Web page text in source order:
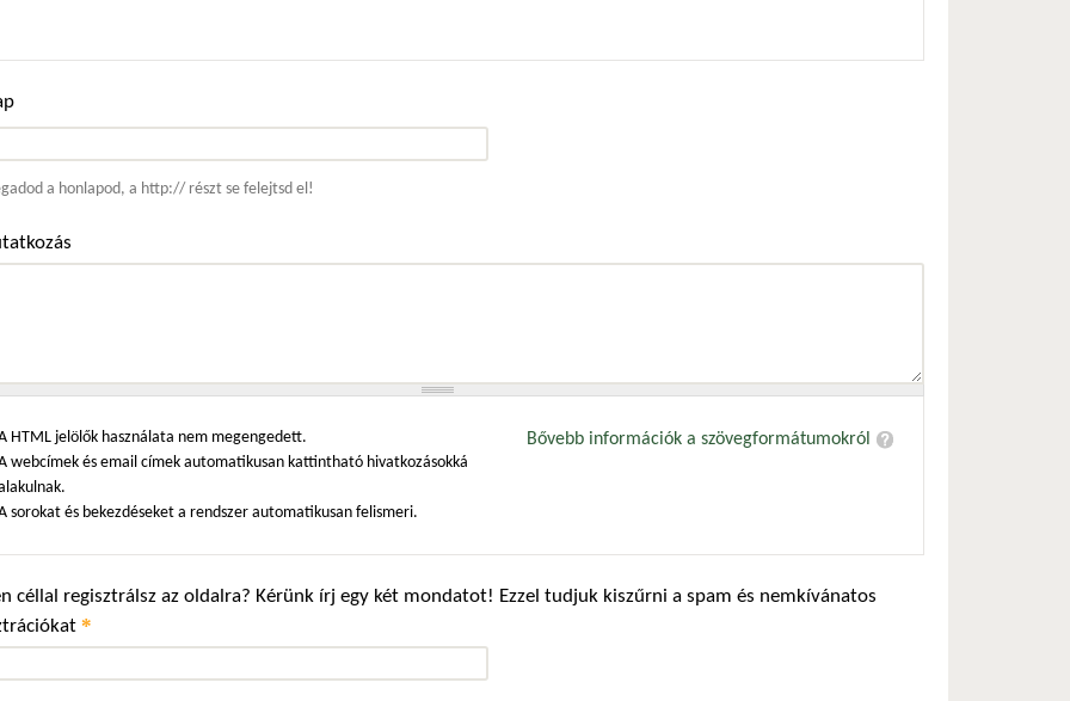
a honlapod, a http:// részt se felejtsd el!
Bővebb információk a szövegformátumokról
HTML jelölők használata nem megengedett.
webcímek és email címek automatikusan kattintható hivatkozásokká
sorokat és bekezdéseket a rendszer automatikusan felismeri.
céllal regisztrálsz az oldalra? Kérünk írj egy két mondatot! Ezzel tudjuk kiszűrni a spam és nemkívánatos
*